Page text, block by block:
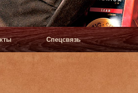
Спецсвязь